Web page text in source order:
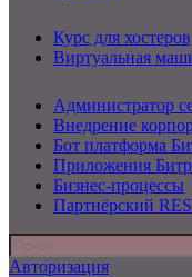
Курс для хостеров
Виртуальная
Администратор
Внедрение
Бот платформа
Приложения
Бизнес-процессы
Партнёрский
Авторизация